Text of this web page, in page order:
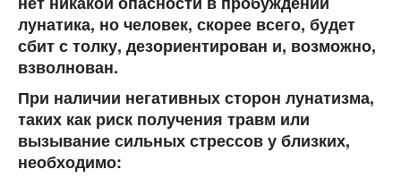
лунатика, но человек, скорее всего, будет
сбит с толку, дезориентирован и, возможно,
взволнован.
При наличии негативных сторон лунатизма,
таких как риск получения травм или
вызывание сильных стрессов у близких,
необходимо: